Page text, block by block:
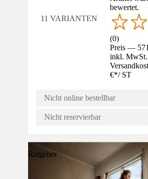
11 VARIANTEN
bewertet.
(0)
Preis —
inkl.
€*/ ST
Nicht online bestellbar
Nicht reservierbar
Ratgeber